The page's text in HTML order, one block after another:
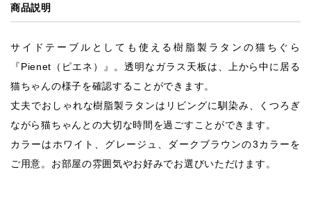
商品説明
サイドテーブルとしても使える樹脂製ラタンの猫ちぐら
『Pienet（ピエネ）』。透明なガラス天板は、上から中に居る
猫ちゃんの様子を確認することができます。
丈夫でおしゃれな樹脂製ラタンはリビングに馴染み、くつろぎ
ながら猫ちゃんとの大切な時間を過ごすことができます。
カラーはホワイト、グレージュ、ダークブラウンの3カラーを
ご用意。お部屋の雰囲気やお好みでお選びいただけます。